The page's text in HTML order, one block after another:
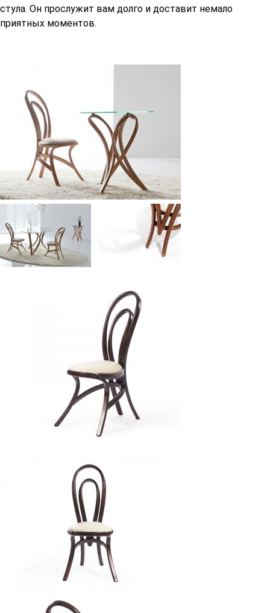
стула. Он прослужит вам долго и доставит немало
приятных моментов.